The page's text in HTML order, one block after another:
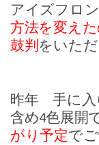
アイズフロ
方法を変え
鼓判をいた
昨年 手に入
含め4色展開
がり予定で